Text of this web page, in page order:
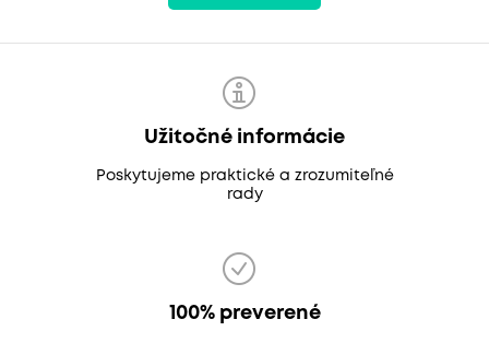
Užitočné informácie
Poskytujeme praktické a zrozumiteľné
rady
100% preverené